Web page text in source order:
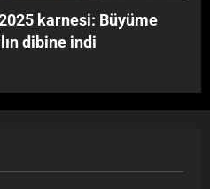
karnesi: Büyüme
dibine indi